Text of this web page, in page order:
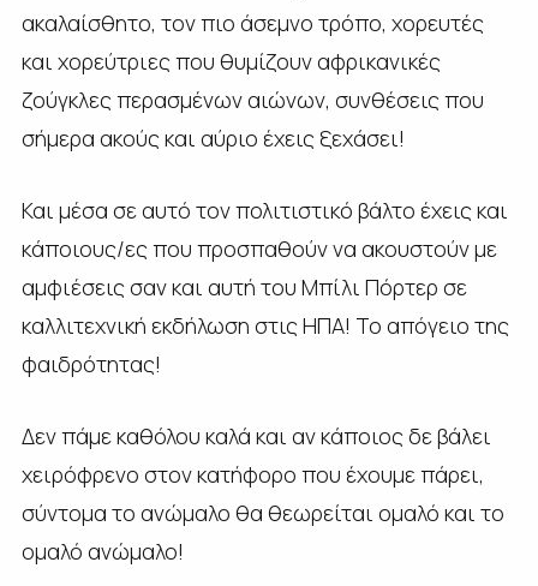
ακαλαίσθητο, τον πιο άσεμνο τρόπο, χορευτές
και χορεύτριες που θυμίζουν αφρικανικές
ζούγκλες περασμένων αιώνων, συνθέσεις που
σήμερα ακούς και αύριο έχεις ξεχάσει!
Και μέσα σε αυτό τον πολιτιστικό βάλτο έχεις και
κάποιους/ες που προσπαθούν να ακουστούν με
αμφιέσεις σαν και αυτή του Μπίλι Πόρτερ σε
καλλιτεχνική εκδήλωση στις ΗΠΑ! Το απόγειο της
φαιδρότητας!
Δεν πάμε καθόλου καλά και αν κάποιος δε βάλει
χειρόφρενο στον κατήφορο που έχουμε πάρει,
σύντομα το ανώμαλο θα θεωρείται ομαλό και το
ομαλό ανώμαλο!